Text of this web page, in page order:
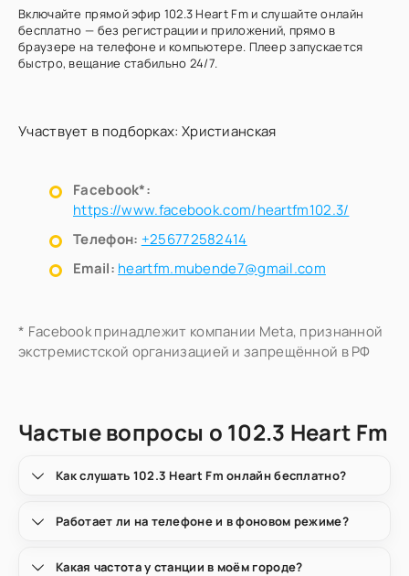
Включайте прямой эфир 102.3 Heart Fm и слушайте онлайн
бесплатно — без регистрации и приложений, прямо в
браузере на телефоне и компьютере. Плеер запускается
быстро, вещание стабильно 24/7.
Участвует в подборках: Христианская
Facebook*:
https://www.facebook.com/heartfm102.3/
Телефон: +256772582414
Email: heartfm.mubende7@gmail.com
* Facebook принадлежит компании Meta, признанной
экстремистской организацией и запрещённой в РФ
Частые вопросы о 102.3 Heart Fm
Как слушать 102.3 Heart Fm онлайн бесплатно?
Работает ли на телефоне и в фоновом режиме?
Какая частота у станции в моём городе?